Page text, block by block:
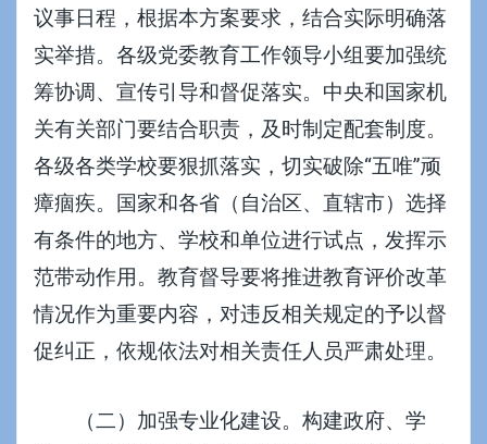
议事日程，根据本方案要求，结合实际明确落
实举措。各级党委教育工作领导小组要加强统
筹协调、宣传引导和督促落实。中央和国家机
关有关部门要结合职责，及时制定配套制度。
各级各类学校要狠抓落实，切实破除“五唯”顽
瘴痼疾。国家和各省（自治区、直辖市）选择
有条件的地方、学校和单位进行试点，发挥示
范带动作用。教育督导要将推进教育评价改革
情况作为重要内容，对违反相关规定的予以督
促纠正，依规依法对相关责任人员严肃处理。
（二）加强专业化建设。构建政府、学